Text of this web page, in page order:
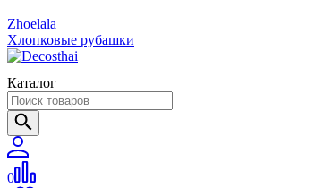
Zhoelala
Хлопковые рубашки
Каталог
0